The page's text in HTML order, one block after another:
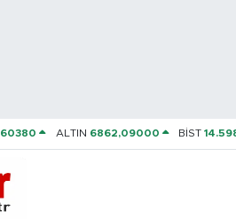
ALTIN 6862,09000 BİST